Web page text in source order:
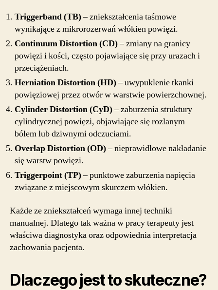
Triggerband (TB)– zniekształcenia taśmowe
wynikające z mikrorozerwań włókien powięzi.
Continuum Distortion (CD)– zmiany na granicy
powięzi i kości, często pojawiające się przy urazach i
przeciążeniach.
Herniation Distortion (HD)– uwypuklenie tkanki
powięziowej przez otwór w warstwie powierzchownej.
Cylinder Distortion (CyD)– zaburzenia struktury
cylindrycznej powięzi, objawiające się rozlanym
bólem lub dziwnymi odczuciami.
Overlap Distortion (OD)– nieprawidłowe nakładanie
się warstw powięzi.
Triggerpoint (TP)– punktowe zaburzenia napięcia
związane z miejscowym skurczem włókien.
Każde ze zniekształceń wymaga innej techniki
manualnej. Dlatego tak ważna w pracy terapeuty jest
właściwa diagnostyka oraz odpowiednia interpretacja
zachowania pacjenta.
Dlaczego jest to skuteczne?